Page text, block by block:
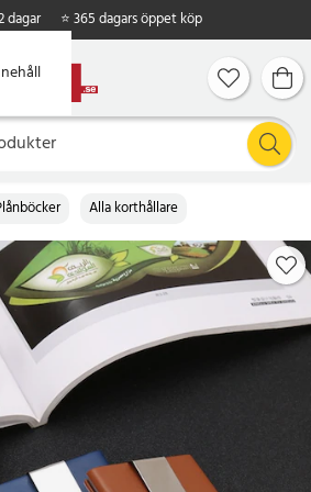
dagar ⭐ 365 dagars öppet köp
Alla korthållare